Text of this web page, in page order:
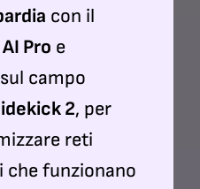
con il
Pro e
campo
2, per
reti
che funzionano